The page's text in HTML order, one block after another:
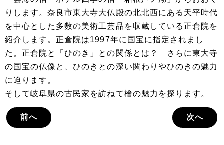
りします。奈良市東大寺大仏殿の北北西にある天平時代
を中心とした多数の美術工芸品を収蔵している正倉院を
紹介します。正倉院は1997年に国宝に指定されまし
た。正倉院と「ひのき」との関係とは？ さらに東大寺
の国宝の仏像と、ひのきとの深い関わりやひのきの魅力
に迫ります。
そして岐阜県の古民家を訪ねて檜の魅力を探ります。
前へ 次へ